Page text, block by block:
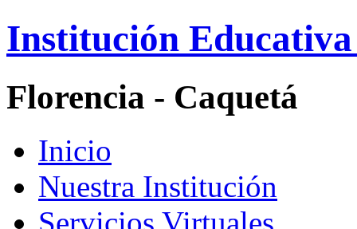
Institución Educativa
Florencia - Caquetá
Inicio
Nuestra Institución
Servicios Virtuales